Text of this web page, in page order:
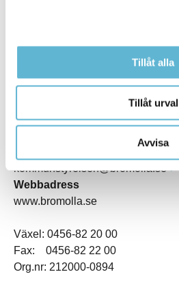
Tillåt alla
Tillåt urval
Avvisa
KONTAKT
Besöksadress
Kommunhuset, Storgatan 48
Postadress
kommunstyrelsen@bromolla.se
Webbadress
www.bromolla.se
Växel: 0456-82 20 00
Fax: 0456-82 22 00
Org.nr: 212000-0894